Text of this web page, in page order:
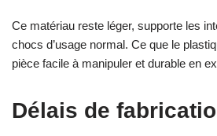
Ce matériau reste léger, supporte les
chocs d’usage normal. Ce que le
pièce facile à manipuler et durable en
Délais de